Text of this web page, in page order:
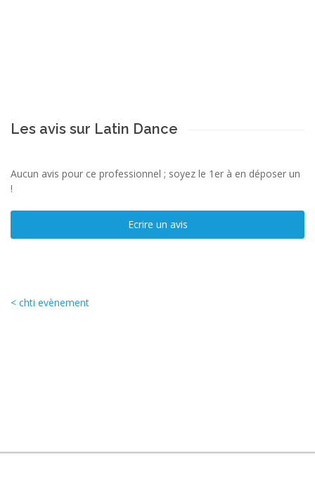
Les avis sur Latin Dance
Aucun avis pour ce professionnel ; soyez le 1er à en déposer un
!
Ecrire un avis
< chti evènement